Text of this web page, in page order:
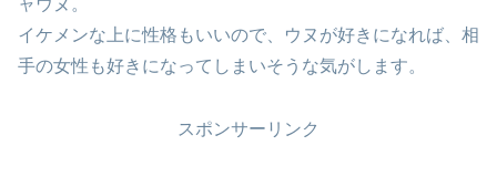
イケメンな上に性格もいいので、ウヌが好きになれば、相
手の女性も好きになってしまいそうな気がします。
スポンサーリンク